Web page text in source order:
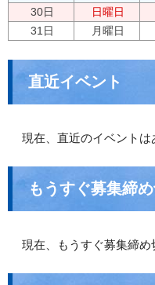
30日
日曜日
31日
月曜日
直近イベント
現在、直近のイベントは
もうすぐ募集締
現在、もうすぐ募集締め